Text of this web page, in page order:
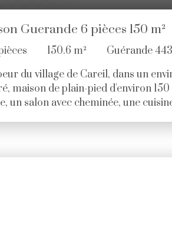
Guerande 6 pièces 150 m²
150.6 m²
Guérande
du village de Careil, dans un
maison de plain-pied d'environ
un salon avec cheminée, une
Des travaux de rénovation
00 % d'honoraires TTC à la